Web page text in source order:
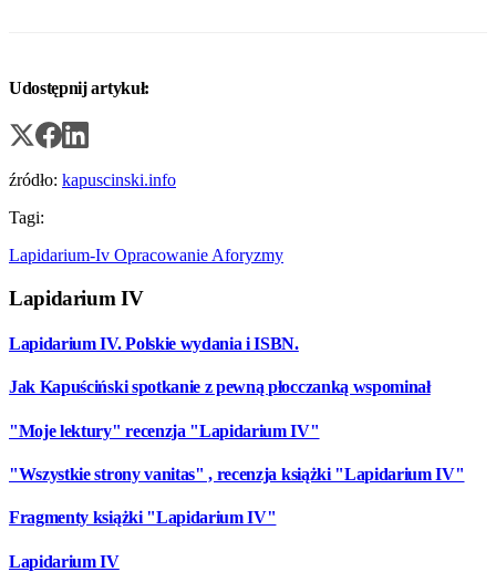
Udostępnij artykuł:
źródło: kapuscinski.info
Tagi:
Lapidarium-Iv Opracowanie Aforyzmy
Lapidarium IV
Lapidarium IV. Polskie wydania i ISBN.
Jak Kapuściński spotkanie z pewną płocczanką wspominał
"Moje lektury" recenzja "Lapidarium IV"
"Wszystkie strony vanitas" , recenzja książki "Lapidarium IV"
Fragmenty książki "Lapidarium IV"
Lapidarium IV